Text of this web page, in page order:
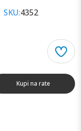
SKU:4352
Kupi na rate